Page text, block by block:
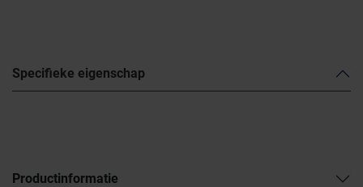
Specifieke eigenschap
Productinformatie